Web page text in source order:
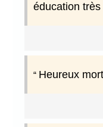
éducation
Heureux